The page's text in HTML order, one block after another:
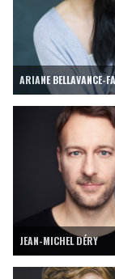
ARIANE BELLAVANCE-
JEAN-MICHEL DÉRY